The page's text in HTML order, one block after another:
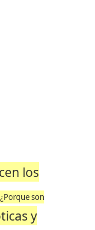
los
¿Porque son
y